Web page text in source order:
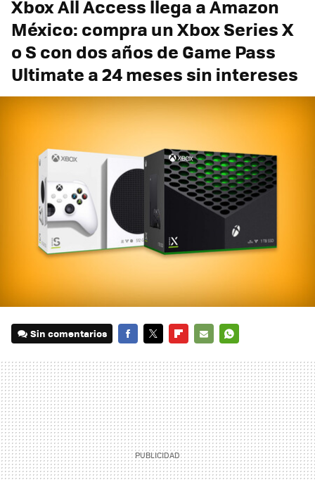
Xbox All Access llega a Amazon
México: compra un Xbox Series X
o S con dos años de Game Pass
Ultimate a 24 meses sin intereses
Sin comentarios
MAIL